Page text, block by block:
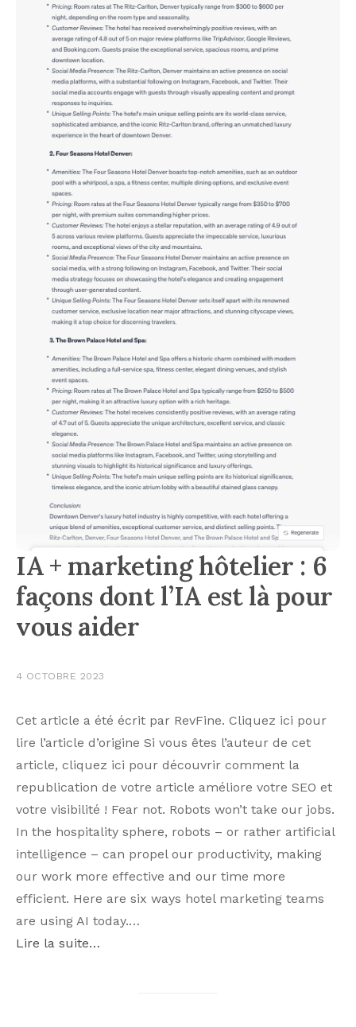
IA + marketing hôtelier : 6
façons dont l’IA est là pour
vous aider
4 OCTOBRE 2023
Cet article a été écrit par RevFine. Cliquez ici pour
lire l’article d’origine Si vous êtes l’auteur de cet
article, cliquez ici pour découvrir comment la
republication de votre article améliore votre SEO et
votre visibilité ! Fear not. Robots won’t take our jobs.
In the hospitality sphere, robots – or rather artificial
intelligence – can propel our productivity, making
our work more effective and our time more
efficient. Here are six ways hotel marketing teams
are using AI today.…
Lire la suite…